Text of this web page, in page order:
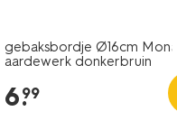
gebaksbordje Ø16cm
aardewerk donkerbruin
6.
99